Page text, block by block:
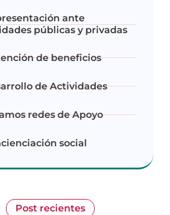
ante
públicas y privadas
de beneficios
de Actividades
redes de Apoyo
social
Post recientes